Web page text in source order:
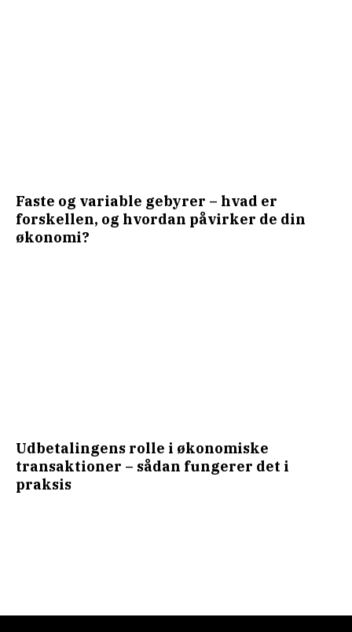
Faste og variable gebyrer – hvad er
forskellen, og hvordan påvirker de din
økonomi?
Udbetalingens rolle i økonomiske
transaktioner – sådan fungerer det i
praksis